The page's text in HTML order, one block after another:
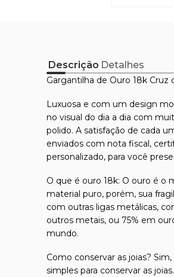
Descrição Detalhes
Gargantilha de Ouro 18k
Luxuosa e com um design
no visual do dia a dia com
polido. A satisfação de cada
enviados com nota fiscal,
personalizado, para você
O que é ouro 18k: O ouro é o
material puro, porém, sua
com outras ligas metálicas,
outros metais, ou 75% em
mundo.
Como conservar as joias?
simples para conservar as